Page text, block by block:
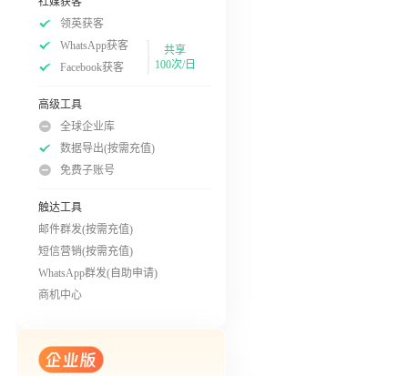
领英获客
WhatsApp获客
Facebook获客
共享
100次/日
高级工具
全球企业库
数据导出(按需充值)
免费子账号
触达工具
邮件群发(按需充值)
短信营销(按需充值)
WhatsApp群发(自助申请)
商机中心